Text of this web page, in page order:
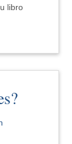
libro